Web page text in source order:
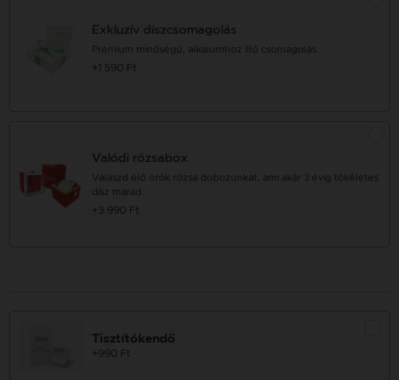
Exkluzív díszcsomagolás
Prémium minőségű, alkalomhoz illő csomagolás.
+1 590 Ft
Valódi rózsabox
Válaszd élő örök rózsa dobozunkat, ami akár 3 évig tökéletes
dísz marad.
+3 990 Ft
Tisztítókendő
+990 Ft